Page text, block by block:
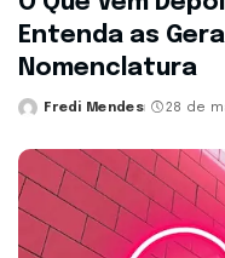
Entenda as
Nomenclatura
Posted
Fredi Mendes 28 de